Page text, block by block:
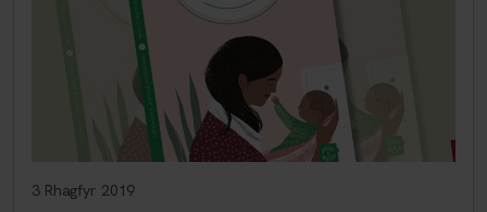
3 Rhagfyr 2019